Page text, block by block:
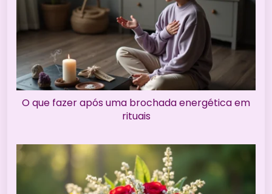
O que fazer após uma brochada energética em
rituais